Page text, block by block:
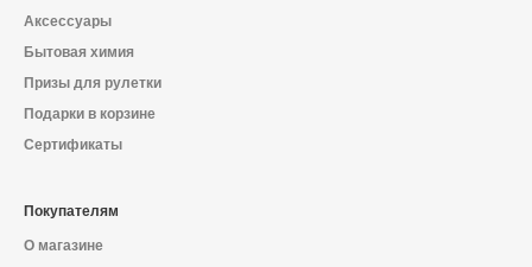
Аксессуары
Бытовая химия
Призы для рулетки
Подарки в корзине
Сертификаты
Покупателям
О магазине